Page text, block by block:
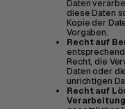
Daten
diese Daten
Kopie der
Vorgaben.
Recht auf
Recht, die
Daten oder
unrichtigen
Recht auf